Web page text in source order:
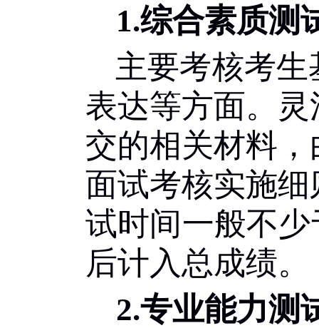
1.综合素质测
主要考核考
表达等方面。
交的相关材料
面试考核实施
试时间一般不少
后计入总成绩。
2.专业能力测